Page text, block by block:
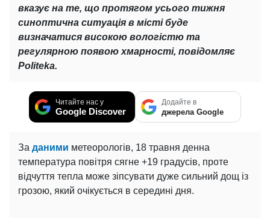
вказує на те, що протягом усього тижня
синоптична ситуація в місті буде
визначатися високою вологістю та
регулярною появою хмарності, повідомляє
Politeka.
Читайте нас у
Google Discover
Додайте в
джерела Google
За даними метеорологів, 18 травня денна
температура повітря сягне +19 градусів, проте
відчуття тепла може зіпсувати дуже сильний дощ із
грозою, який очікується в середині дня.